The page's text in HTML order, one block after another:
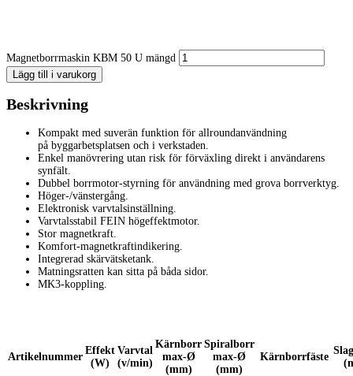
Magnetborrmaskin KBM 50 U mängd
Lägg till i varukorg
Beskrivning
Kompakt med suverän funktion för allroundanvändning
på byggarbetsplatsen och i verkstaden.
Enkel manövrering utan risk för förväxling direkt i användarens
synfält.
Dubbel borrmotor-styrning för användning med grova borrverktyg.
Höger-/vänstergång.
Elektronisk varvtalsinställning.
Varvtalsstabil FEIN högeffektmotor.
Stor magnetkraft.
Komfort-magnetkraftindikering.
Integrerad skärvätsketank.
Matningsratten kan sitta på båda sidor.
MK3-koppling.
Artikelnummer
Effekt
(W)
Varvtal
(v/min)
Kärnborr
max-Ø
(mm)
Spiralborr
max-Ø
(mm)
Kärnborrfäste